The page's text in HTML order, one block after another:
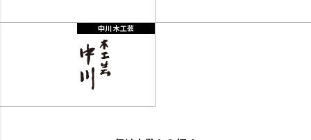
中川 木工芸